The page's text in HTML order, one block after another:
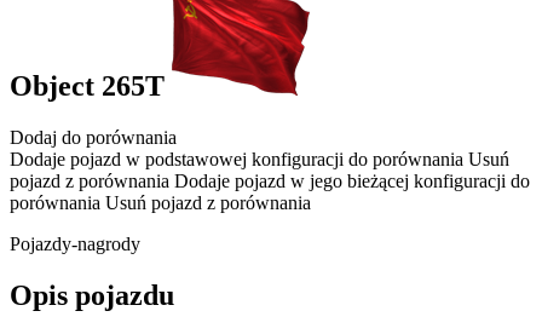
Object 265T
Dodaj do porównania
Dodaje pojazd w podstawowej konfiguracji do porównania Usuń
pojazd z porównania Dodaje pojazd w jego bieżącej konfiguracji do
porównania Usuń pojazd z porównania
Pojazdy-nagrody
Opis pojazdu